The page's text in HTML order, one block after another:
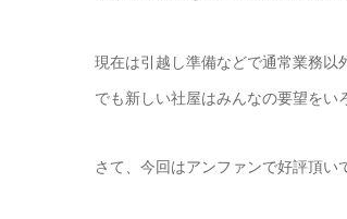
現在は引越し準備などで通常業務以
でも新しい社屋はみんなの要望を
さて、今回はアンファンで好評頂い